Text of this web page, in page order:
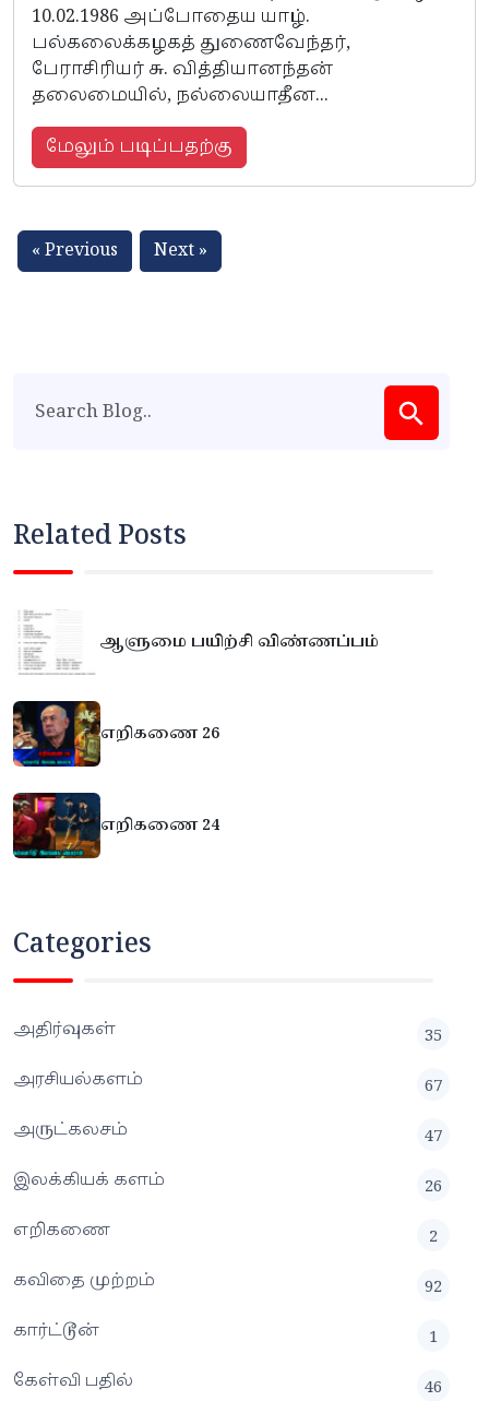
10.02.1986 அப்போதைய யாழ்.
பல்கலைக்கழகத் துணைவேந்தர்,
பேராசிரியர் சு. வித்தியானந்தன்
தலைமையில், நல்லையாதீன...
மேலும் படிப்பதற்கு
« Previous Next »
Related Posts
ஆளுமை பயிற்சி விண்ணப்பம்
எறிகணை 26
எறிகணை 24
Categories
அதிர்வுகள்
35
அரசியல்களம்
67
அருட்கலசம்
47
இலக்கியக் களம்
26
எறிகணை
2
கவிதை முற்றம்
92
கார்ட்டூன்
1
கேள்வி பதில்
46